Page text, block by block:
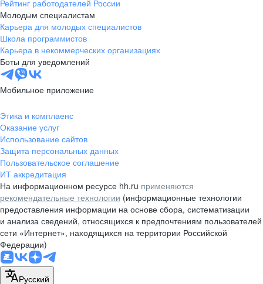
Рейтинг работодателей России
Молодым специалистам
Карьера для молодых специалистов
Школа программистов
Карьера в некоммерческих организациях
Боты для уведомлений
Мобильное приложение
Этика и комплаенс
Оказание услуг
Использование сайтов
Защита персональных данных
Пользовательское соглашение
ИТ аккредитация
На информационном ресурсе hh.ru применяются
рекомендательные технологии (информационные технологии
предоставления информации на основе сбора, систематизации
и анализа сведений, относящихся к предпочтениям пользователей
сети «Интернет», находящихся на территории Российской
Федерации)
Русский